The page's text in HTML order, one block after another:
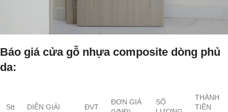
Báo giá cửa gỗ nhựa composite dòng phủ
da:
Stt DIỄN GIẢI ĐVT
ĐƠN GIÁ
SỐ
THÀNH
TIỀN